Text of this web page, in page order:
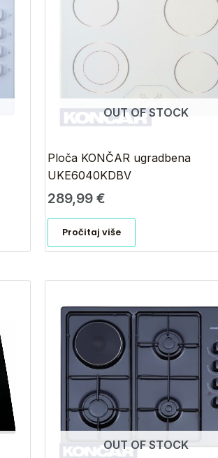
OUT OF STOCK
Ploča KONČAR ugradbena
UKE6040KDBV
289,99 €
Pročitaj više
OUT OF STOCK